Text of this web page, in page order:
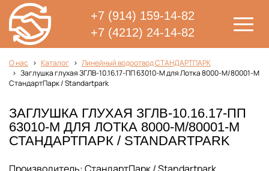
+7 (914) 159-14-82
+7 (4212) 24-14-82
О нас Каталог
Линейный водоотвод СТАНДАРТПАРК
Заглушка глухая ЗГЛВ-10.16.17-ПП 63010-М для Лотка 8000-М/80001-М
СтандартПарк / Standartpark
ЗАГЛУШКА ГЛУХАЯ ЗГЛВ-10.16.17-ПП
63010-М ДЛЯ ЛОТКА 8000-М/80001-М
СТАНДАРТПАРК / STANDARTPARK